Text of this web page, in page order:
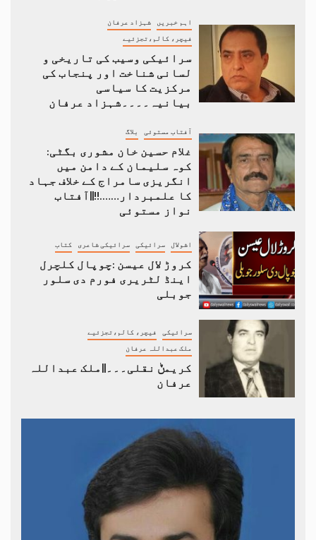
اہم خبریں شہزاد عرفان
فیچر، کالم،تجزئیے
سرائیکی وسیب کی تاریخی و
لسانی شناخت اور پنجاب کی
مرکزیت کا سیاسی
بیانیہ۔۔۔۔شہزاد عرفان
آفتاب مستوئی بلاگ
غلام حسین خان مشوری بگٹی:
کوہ سلیمان کے دامن میں
انگریزی سامراج کے خلاف جہاد
کا علمبردار…….!!||آفتاب
نواز مستوئی
اشولال سرائیکی سرائیکی شاعری کتاب
کروڑ لال عیسن :چوپال کلچرل
اینڈ لٹریری فورم دی سلور
جوبلی
سرائیکی فیچر، کالم،تجزئیے
ملک عبداللہ عرفان
کریمݨ نقلی۔۔۔||ملک عبداللہ
عرفان